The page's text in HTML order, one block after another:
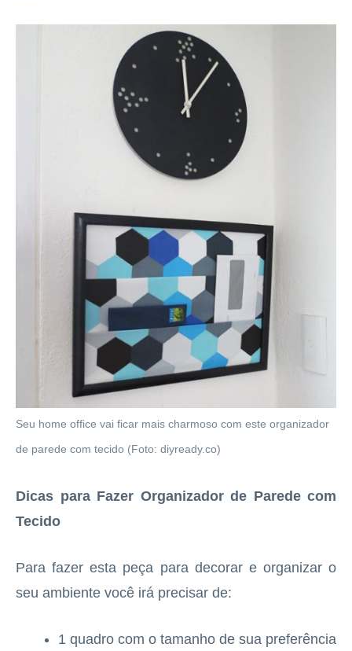
Seu home office vai ficar mais charmoso com este organizador
de parede com tecido (Foto: diyready.co)
Dicas para Fazer Organizador de Parede com
Tecido
Para fazer esta peça para decorar e organizar o
seu ambiente você irá precisar de:
1 quadro com o tamanho de sua preferência